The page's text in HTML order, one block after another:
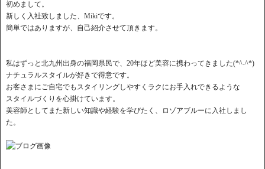
初めまして。
新しく入社致しました、Mikiです。
簡単ではありますが、自己紹介させて頂きます。
私はずっと北九州出身の福岡県民で、20年ほど美容に携わってきました(*^-^*)
ナチュラルスタイルが好きで得意です。
お客さまにご自宅でもスタイリングしやすくラクにお手入れできるような
スタイルづくりを心掛けています。
美容師としてまた新しい知識や経験を学びたく、ロゾアブルーに入社しまし
た。